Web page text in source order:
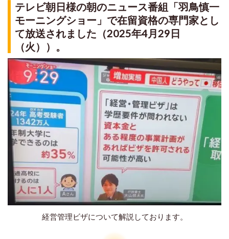
テレビ朝日様の朝のニュース番組「羽鳥慎一
モーニングショー」で在留資格の専門家とし
て放送されました（2025年4月29日
（火））。
経営管理ビザについて解説しております。